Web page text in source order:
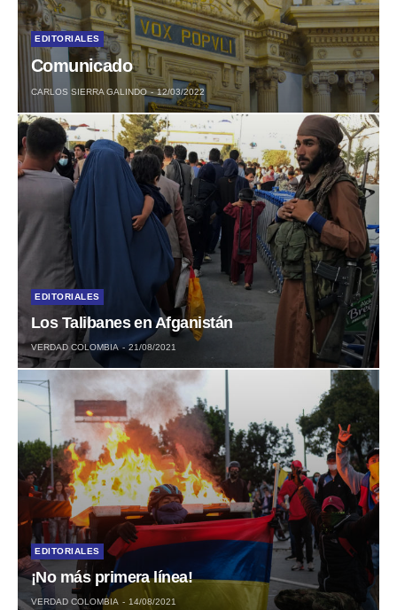
EDITORIALES
Comunicado
CARLOS SIERRA GALINDO 12/03/2022
EDITORIALES
Los Talibanes en Afganistán
VERDAD COLOMBIA 21/08/2021
EDITORIALES
¡No más primera línea!
VERDAD COLOMBIA 14/08/2021